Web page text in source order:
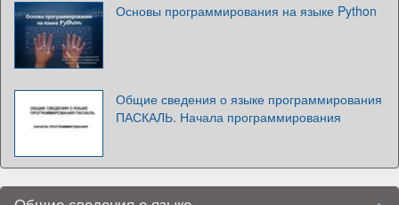
Основы программирования на языке Python
Общие сведения о языке программирования
ПАСКАЛЬ. Начала программирования